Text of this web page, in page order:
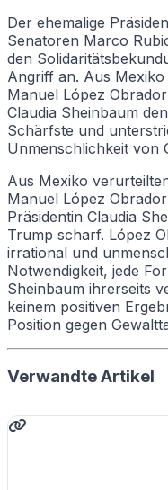
Der ehemalige
Senatoren Marco
den
Angriff an. Aus
Manuel López
Claudia Sheinbaum
Schärfste und
Unmenschlichkeit von
Aus Mexiko
Manuel López
Präsidentin Claudia
Trump scharf. López
irrational und
Notwendigkeit, jede
Sheinbaum ihrerseits
keinem positiven
Position gegen
Verwandte Artikel